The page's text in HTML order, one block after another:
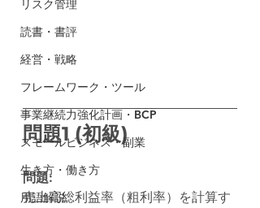
リスク管理
読書・書評
経営・戦略
フレームワーク・ツール
事業継続力強化計画・BCP
スモールビジネス・副業
生き方・働き方
用語解説
問題1 (初級)
問題:
売上高総利益率（粗利率）を計算す